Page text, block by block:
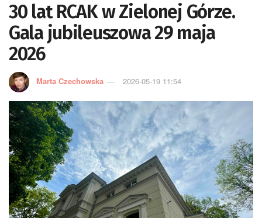
30 lat RCAK w Zielonej Górze.
Gala jubileuszowa 29 maja
2026
Marta Czechowska 2026-05-19 11:54